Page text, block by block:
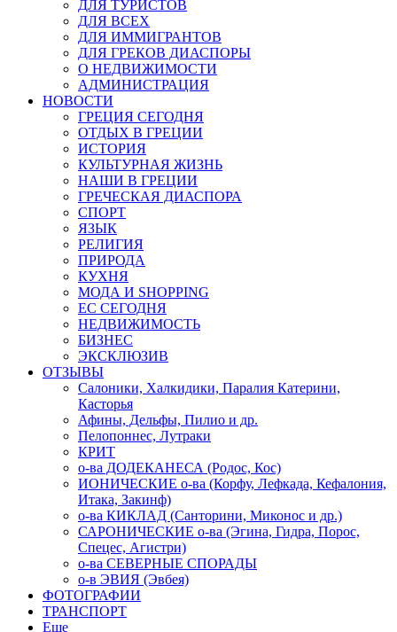
ДЛЯ ТУРИСТОВ
ДЛЯ ВСЕХ
ДЛЯ ИММИГРАНТОВ
ДЛЯ ГРЕКОВ ДИАСПОРЫ
О НЕДВИЖИМОСТИ
АДМИНИСТРАЦИЯ
НОВОСТИ
ГРЕЦИЯ СЕГОДНЯ
ОТДЫХ В ГРЕЦИИ
ИСТОРИЯ
КУЛЬТУРНАЯ ЖИЗНЬ
НАШИ В ГРЕЦИИ
ГРЕЧЕСКАЯ ДИАСПОРА
СПОРТ
ЯЗЫК
РЕЛИГИЯ
ПРИРОДА
КУХНЯ
МОДА И SHOPPING
ЕС СЕГОДНЯ
НЕДВИЖИМОСТЬ
БИЗНЕС
ЭКСКЛЮЗИВ
ОТЗЫВЫ
Салоники, Халкидики, Паралия Катерини,
Касторья
Афины, Дельфы, Пилио и др.
Пелопоннес, Лутраки
КРИТ
о-ва ДОДЕКАНЕСА (Родос, Кос)
ИОНИЧЕСКИЕ о-ва (Корфу, Лефкада, Кефалония,
Итака, Закинф)
о-ва КИКЛАД (Санторини, Миконос и др.)
САРОНИЧЕСКИЕ о-ва (Эгина, Гидра, Порос,
Спецес, Агистри)
о-ва СЕВЕРНЫЕ СПОРАДЫ
о-в ЭВИЯ (Эвбея)
ФОТОГРАФИИ
ТРАНСПОРТ
Еще